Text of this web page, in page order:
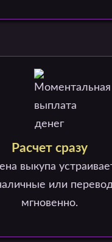
Расчет сразу
выкупа
или
мгновенно.